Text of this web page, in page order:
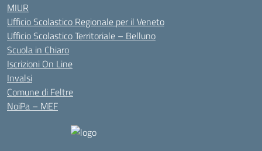
MIUR
Ufficio Scolastico Regionale per il Veneto
Ufficio Scolastico Territoriale – Belluno
Scuola in Chiaro
Iscrizioni On Line
Invalsi
Comune di Feltre
NoiPa – MEF